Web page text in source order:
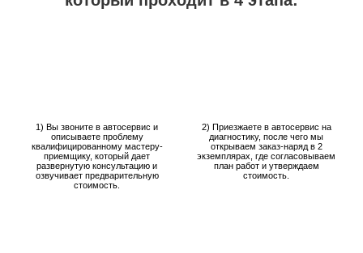
1) Вы звоните в автосервис и
описываете проблему
квалифицированному мастеру-
приемщику, который дает
развернутую консультацию и
озвучивает предварительную
стоимость.
2) Приезжаете в автосервис на
диагностику, после чего мы
открываем заказ-наряд в 2
экземплярах, где согласовываем
план работ и утверждаем
стоимость.